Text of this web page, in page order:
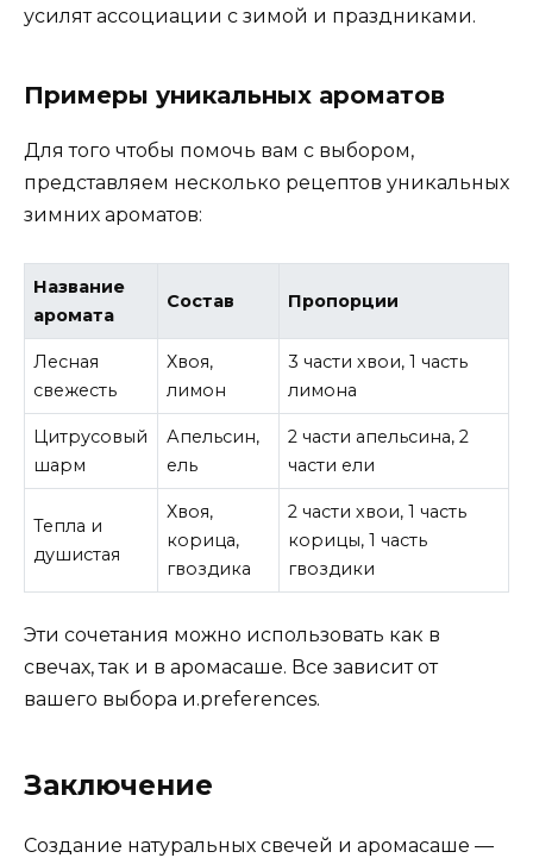
усилят ассоциации с зимой и праздниками.
Примеры уникальных ароматов
Для того чтобы помочь вам с выбором,
представляем несколько рецептов уникальных
зимних ароматов:
Название
аромата
Состав Пропорции
Лесная
свежесть
Хвоя,
лимон
3 части хвои, 1 часть
лимона
Цитрусовый
шарм
Апельсин,
ель
2 части апельсина, 2
части ели
Тепла и
душистая
Хвоя,
корица,
гвоздика
2 части хвои, 1 часть
корицы, 1 часть
гвоздики
Эти сочетания можно использовать как в
свечах, так и в аромасаше. Все зависит от
вашего выбора и.preferences.
Заключение
Создание натуральных свечей и аромасаше —